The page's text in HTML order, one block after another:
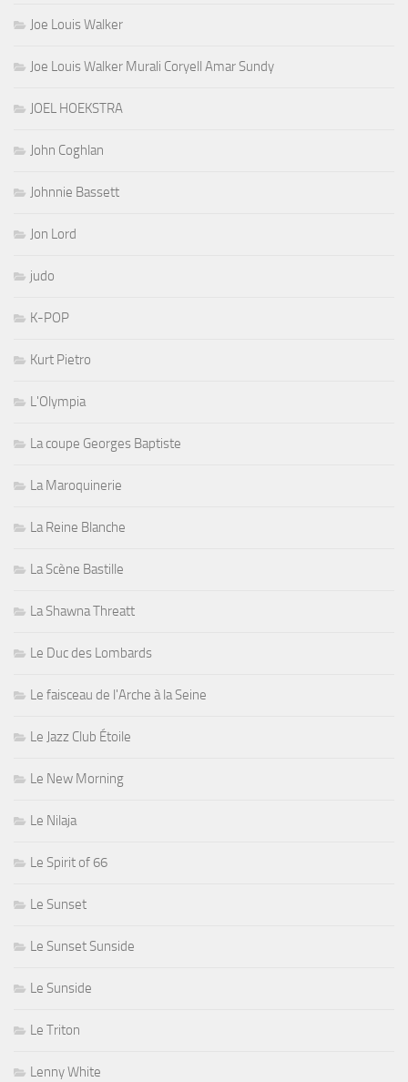
Joe Louis Walker
Joe Louis Walker Murali Coryell Amar Sundy
JOEL HOEKSTRA
John Coghlan
Johnnie Bassett
Jon Lord
judo
K-POP
Kurt Pietro
L'Olympia
La coupe Georges Baptiste
La Maroquinerie
La Reine Blanche
La Scène Bastille
La Shawna Threatt
Le Duc des Lombards
Le faisceau de l'Arche à la Seine
Le Jazz Club Étoile
Le New Morning
Le Nilaja
Le Spirit of 66
Le Sunset
Le Sunset Sunside
Le Sunside
Le Triton
Lenny White